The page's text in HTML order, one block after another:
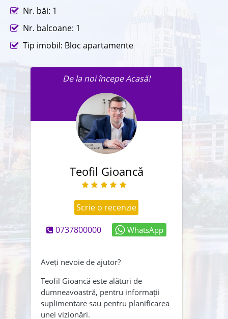
Nr. băi: 1
Nr. balcoane: 1
Tip imobil: Bloc apartamente
De la noi începe Acasă!
Teofil Gioancă
Scrie o recenzie
0737800000
WhatsApp
Aveți nevoie de ajutor?
Teofil Gioancă este alături de
dumneavoastră, pentru informații
suplimentare sau pentru planificarea
unei vizionări.
Trimite un mesaj agentului în
legatură cu această proprietate.
Abonează-mă și la newsletter
Creează-mi și un cont
Am citit și sunt de acord cu
termenii și conditiile
,
Politica de confidentialitate